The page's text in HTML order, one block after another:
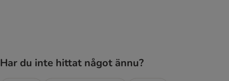
Har du inte hittat något ännu?